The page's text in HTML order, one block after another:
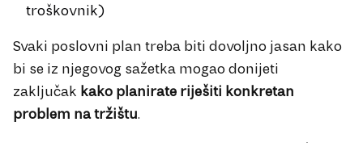
troškovnik)
Svaki poslovni plan treba biti dovoljno jasan kako
bi se iz njegovog sažetka mogao donijeti
zaključak kako planirate riješiti konkretan
problem na tržištu.